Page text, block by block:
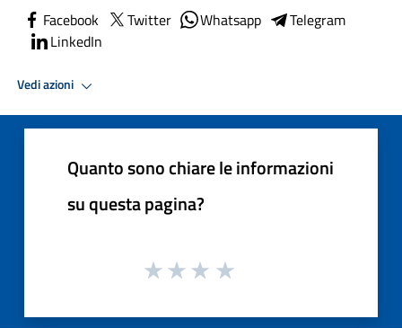
Facebook Twitter Whatsapp
Telegram
LinkedIn
Vedi azioni
Quanto sono chiare le informazioni
su questa pagina?